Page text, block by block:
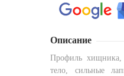
Описание
Профиль
тело, сильные